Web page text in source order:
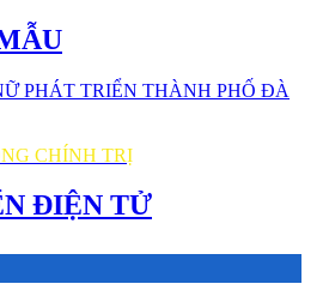
PHÁT TRIỂN THÀNH PHỐ ĐÀ
CHÍNH TRỊ
ĐIỆN TỬ